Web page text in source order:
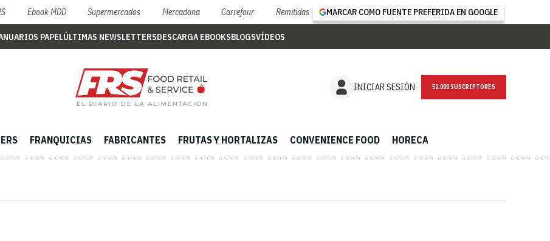
Ebook MDD Supermercados Mercadona Carrefour Remitidas MARCAR COMO FUENTE PREFERIDA EN GOOGLE
PAPELÚLTIMAS NEWSLETTERSDESCARGA EBOOKSBLOGSVÍDEOS
INICIAR SESIÓN NEWSLETTER
FRANQUICIAS FABRICANTES FRUTAS Y HORTALIZAS CONVENIENCE FOOD HORECA